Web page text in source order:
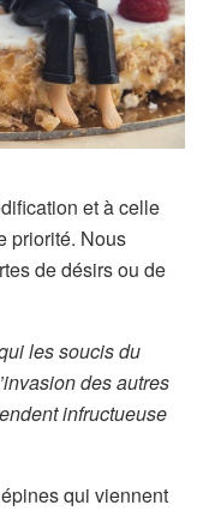
et à celle
priorité. Nous
de désirs ou de
les soucis du
des autres
infructueuse
qui viennent